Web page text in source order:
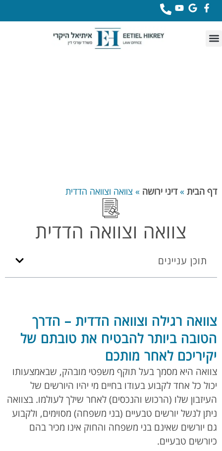
לתוכן
דף הבית »דיני ירושה » צוואה וצוואה הדדית
צוואה וצוואה הדדית
תוכן עניינים
צוואה רגילה וצוואה הדדית – הדרך
הטובה ביותר להבטיח את טובתם של
יקיריכם לאחר מותכם
צוואה היא מסמך בעל תוקף משפטי מובהק, שבאמצעותו
יכול כל אחד לקבוע בעודו בחיים מי יהיו היורשים של
העיזבון שלו (הרכוש והנכסים) לאחר שילך לעולמו. בצוואה
ניתן לנשל יורשים טבעיים (בני משפחה) מסוימים, ולקבוע
גם יורשים שאינם בני משפחה והחוק אינו מכיר בהם
כיורשים טבעיים.